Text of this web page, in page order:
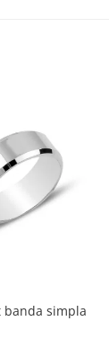
banda simpla